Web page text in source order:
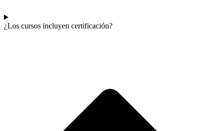
¿Los cursos incluyen certificación?